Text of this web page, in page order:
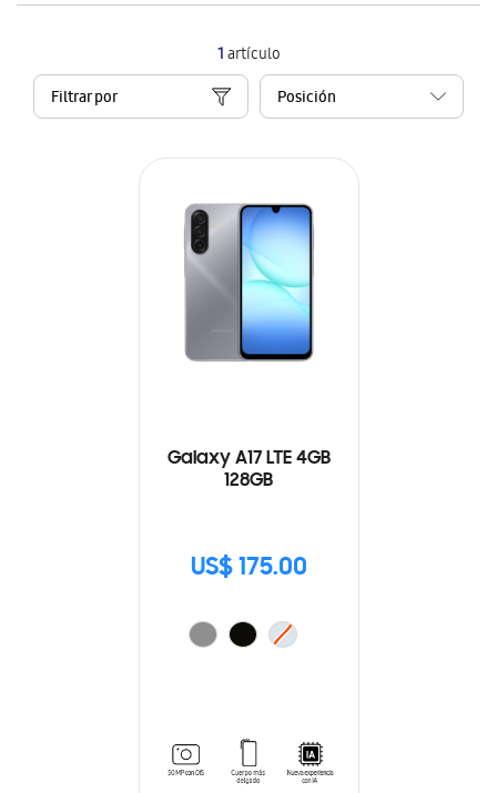
1artículo
Filtrar por
Galaxy A17 LTE 4GB
128GB
US$ 175.00